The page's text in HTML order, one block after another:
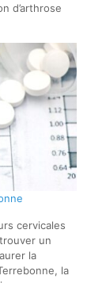
d’arthrose
cervicales
un
la
la